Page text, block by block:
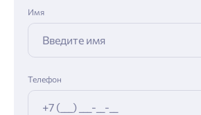
Имя
Телефон